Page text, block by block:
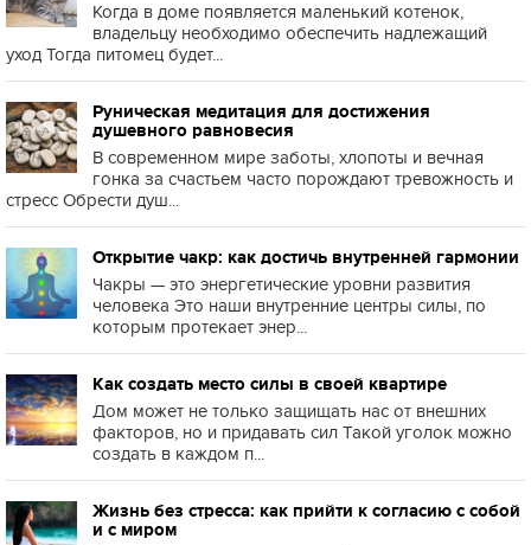
Когда в доме появляется маленький котенок,
владельцу необходимо обеспечить надлежащий
уход Тогда питомец будет...
Руническая медитация для достижения
душевного равновесия
В современном мире заботы, хлопоты и вечная
гонка за счастьем часто порождают тревожность и
стресс Обрести душ...
Открытие чакр: как достичь внутренней гармонии
Чакры — это энергетические уровни развития
человека Это наши внутренние центры силы, по
которым протекает энер...
Как создать место силы в своей квартире
Дом может не только защищать нас от внешних
факторов, но и придавать сил Такой уголок можно
создать в каждом п...
Жизнь без стресса: как прийти к согласию с собой
и с миром